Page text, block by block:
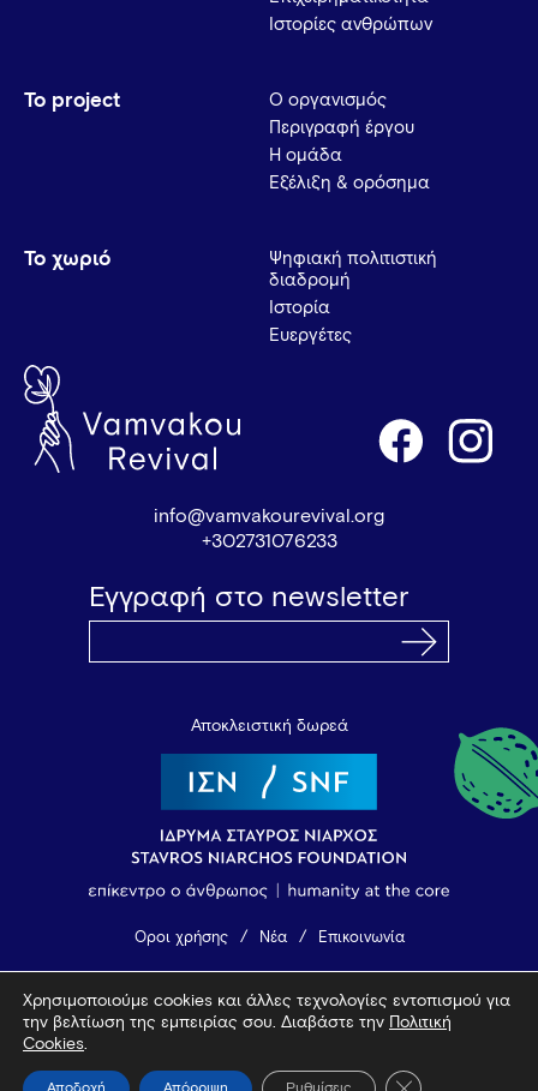
Ιστορίες ανθρώπων
Το project
Ο οργανισμός
Περιγραφή έργου
Η ομάδα
Εξέλιξη & ορόσημα
Το χωριό
Ψηφιακή πολιτιστική
διαδρομή
Ιστορία
Ευεργέτες
info@vamvakourevival.org
+302731076233
Εγγραφή στο newsletter
Αποκλειστική δωρεά
Όροι χρήσης Νέα Επικοινωνία
© 2026 Vamvakou Revival
Χρησιμοποιούμε cookies και άλλες τεχνολογίες εντοπισμού για
την βελτίωση της εμπειρίας σου. Διαβάστε την
Πολιτική
Cookies.
Κλείσιμο του